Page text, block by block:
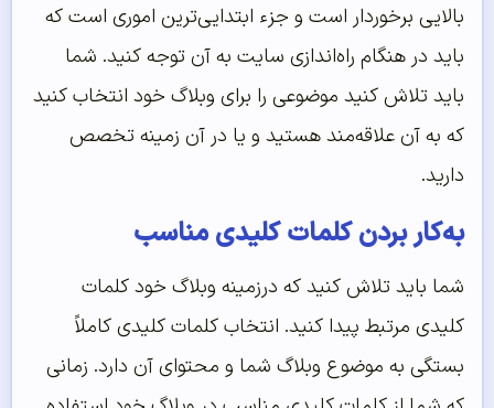
بالایی برخوردار است و جزء ابتدایی‌ترین اموری است که
باید در هنگام راه‌اندازی سایت به آن توجه کنید. شما
باید تلاش کنید موضوعی را برای وبلاگ خود انتخاب کنید
که به آن علاقه‌مند هستید و یا در آن زمینه تخصص
دارید.
به‌‌‌‌‌کار بردن کلمات کلیدی مناسب
شما باید تلاش کنید که درزمینه وبلاگ خود کلمات
کلیدی مرتبط پیدا کنید. انتخاب کلمات کلیدی کاملاً
بستگی به موضوع وبلاگ شما و محتوای آن دارد. زمانی